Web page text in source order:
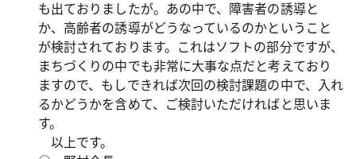
も出ておりましたが。あの中で、障害者の誘導と
か、高齢者の誘導がどうなっているのかということ
が検討されております。これはソフトの部分ですが、
まちづくりの中でも非常に大事な点だと考えており
ますので、もしできれば次回の検討課題の中で、入れ
るかどうかを含めて、ご検討いただければと思いま
す。
以上です。